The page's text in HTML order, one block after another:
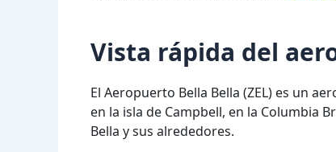
Vista rápida del
El Aeropuerto Bella Bella (ZEL) es un
en la isla de Campbell, en la Columbia
Bella y sus alrededores.